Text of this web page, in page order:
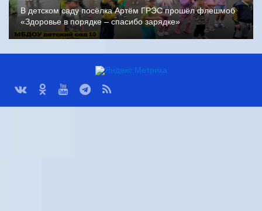
В детском саду посёлка Артём ГРЭС прошёл флешмоб
«Здоровье в порядке – спасибо зарядке»